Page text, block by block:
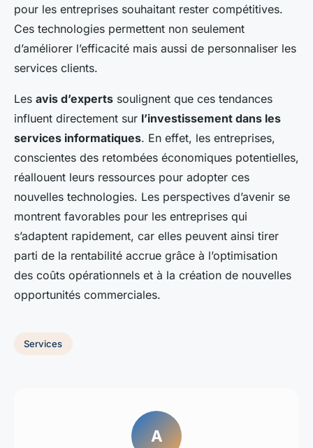
pour les entreprises souhaitant rester compétitives.
Ces technologies permettent non seulement
d’améliorer l’efficacité mais aussi de personnaliser les
services clients.
Les avis d’experts soulignent que ces tendances
influent directement sur l’investissement dans les
services informatiques. En effet, les entreprises,
conscientes des retombées économiques potentielles,
réallouent leurs ressources pour adopter ces
nouvelles technologies. Les perspectives d’avenir se
montrent favorables pour les entreprises qui
s’adaptent rapidement, car elles peuvent ainsi tirer
parti de la rentabilité accrue grâce à l’optimisation
des coûts opérationnels et à la création de nouvelles
opportunités commerciales.
Services
A